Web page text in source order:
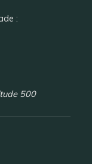
:
500